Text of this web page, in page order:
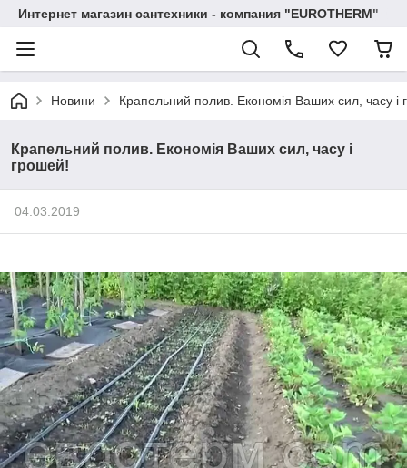
Интернет магазин сантехники - компания "EUROTHERM"
Новини Крапельний полив. Економія Ваших сил, часу і
Крапельний полив. Економія Ваших сил, часу і
грошей!
04.03.2019